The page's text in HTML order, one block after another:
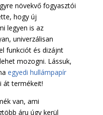
növekvő fogyasztói
hogy új
legyen is az
univerzálisan
funkciót és dizájnt
mozogni. Lássuk,
egyedi hullámpapír
át termékeit!
van, ami
áru úgy kerül